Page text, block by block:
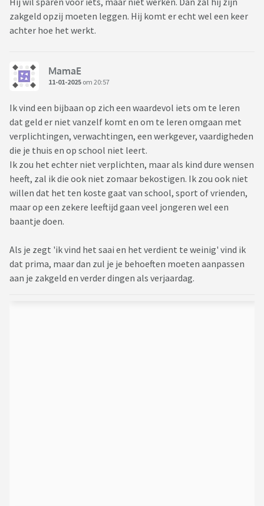
zakgeld opzij moeten leggen. Hij komt er echt wel een keer
achter hoe het werkt.
MamaE
11-01-2025 om 20:57
Ik vind een bijbaan op zich een waardevol iets om te leren
dat geld er niet vanzelf komt en om te leren omgaan met
verplichtingen, verwachtingen, een werkgever, vaardigheden
die je thuis en op school niet leert.
Ik zou het echter niet verplichten, maar als kind dure wensen
heeft, zal ik die ook niet zomaar bekostigen. Ik zou ook niet
willen dat het ten koste gaat van school, sport of vrienden,
maar op een zekere leeftijd gaan veel jongeren wel een
baantje doen.
Als je zegt 'ik vind het saai en het verdient te weinig' vind ik
dat prima, maar dan zul je je behoeften moeten aanpassen
aan je zakgeld en verder dingen als verjaardag.